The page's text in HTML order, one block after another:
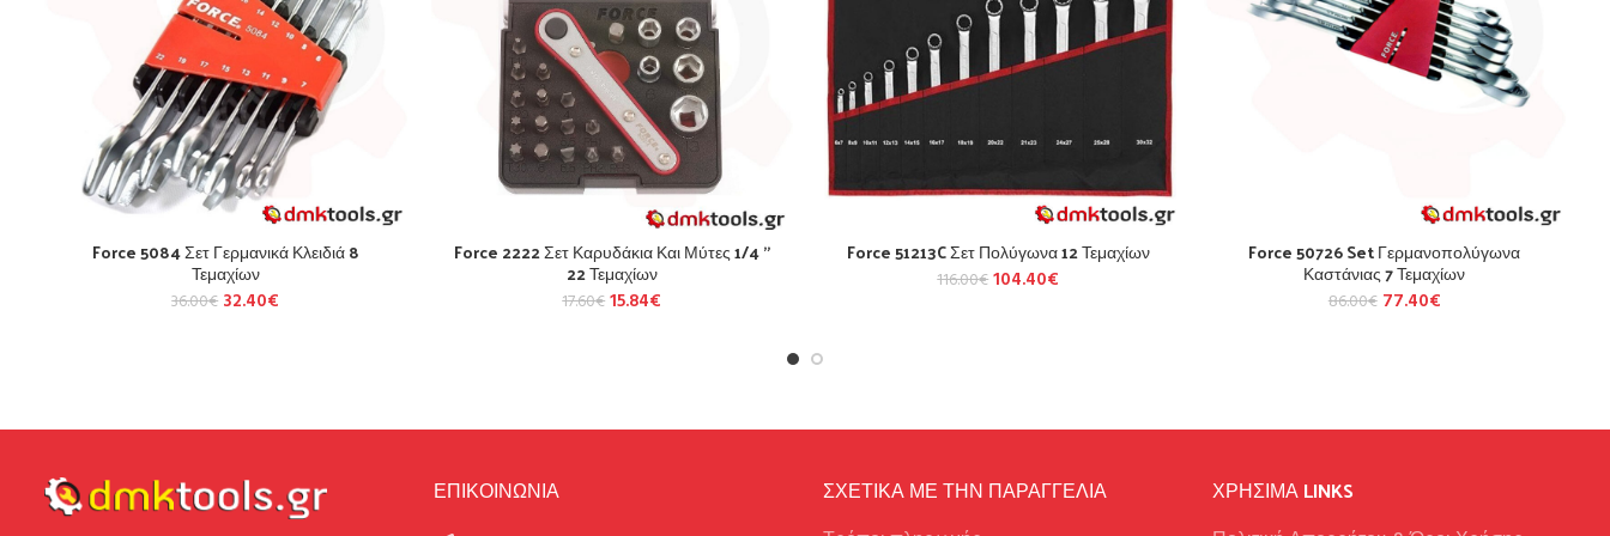
Force 5084 Σετ Γερμανικά Κλειδιά 8
Τεμαχίων
36.00€ 32.40€
Force 2222 Σετ Καρυδάκια Και Μύτες 1/4 ”
22 Τεμαχίων
17.60€ 15.84€
Force 51213C Σετ Πολύγωνα 12 Τεμαχίων
116.00€ 104.40€
Force 50726 Set Γερμανοπολύγωνα
Καστάνιας 7 Τεμαχίων
86.00€ 77.40€
ΕΠΙΚΟΙΝΩΝΙΑ ΣΧΕΤΙΚΑ ΜΕ ΤΗΝ ΠΑΡΑΓΓΕΛΙΑ ΧΡΉΣΙΜΑ LINKS